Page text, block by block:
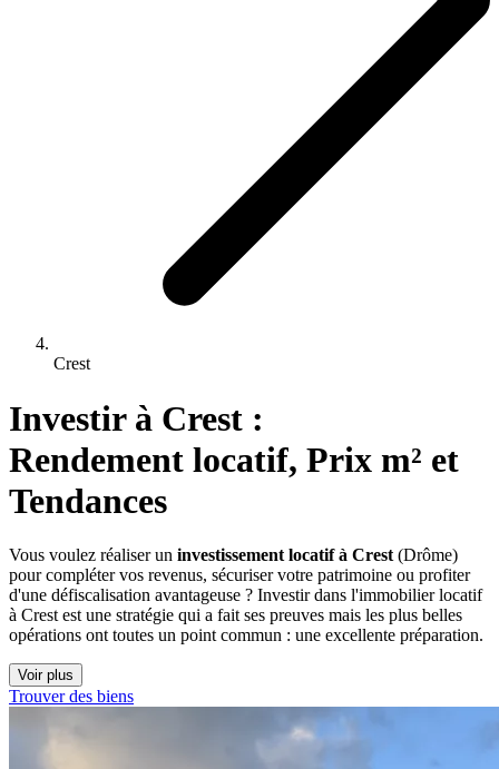
Crest
Investir à Crest :
Rendement locatif, Prix m² et
Tendances
Vous voulez réaliser un investissement locatif à Crest (Drôme)
pour compléter vos revenus, sécuriser votre patrimoine ou profiter
d'une défiscalisation avantageuse ? Investir dans l'immobilier locatif
à Crest est une stratégie qui a fait ses preuves mais les plus belles
opérations ont toutes un point commun : une excellente préparation.
Voir plus
Trouver des biens